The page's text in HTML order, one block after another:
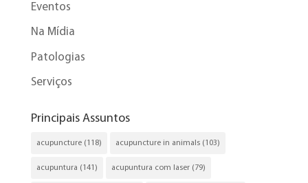
Eventos
Na Mídia
Patologias
Serviços
Principais Assuntos
acupuncture(118) acupuncture in animals(103)
acupuntura (141) acupuntura com laser(79)